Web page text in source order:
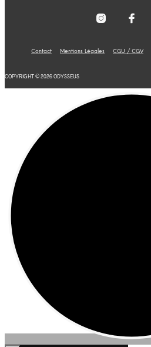
Contact Mentions Légales CGU / CGV
COPYRIGHT © 2026 ODYSSEUS